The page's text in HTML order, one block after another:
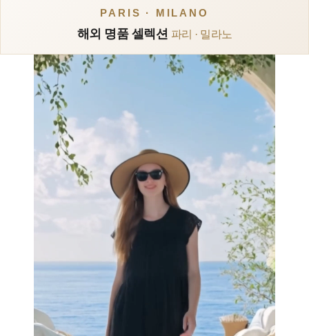
PARIS · MILANO
해외 명품 셀렉션 파리 · 밀라노